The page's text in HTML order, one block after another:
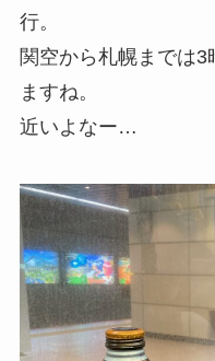
行。
関空から札幌までは
ますね。
近いよなー…